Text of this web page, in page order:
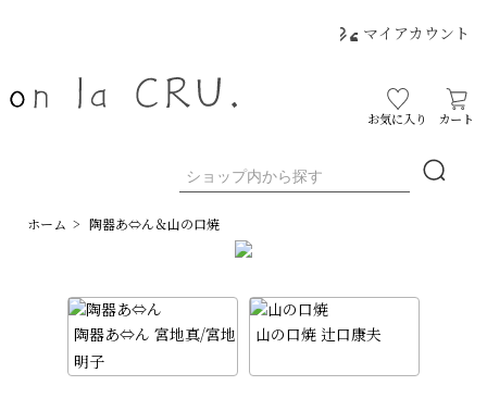
マイアカウント
お気に入り カート
ホーム > 陶器あ⇔ん＆山の口焼
陶器あ⇔ん 宮地真/宮地
明子
山の口焼 辻口康夫